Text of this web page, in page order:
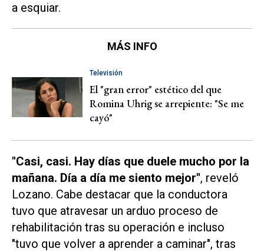
a esquiar.
MÁS INFO
Televisión
El "gran error" estético del que
Romina Uhrig se arrepiente: "Se me
cayó"
"Casi, casi. Hay días que duele mucho por la
mañana. Día a día me siento mejor", reveló
Lozano. Cabe destacar que la conductora
tuvo que atravesar un arduo proceso de
rehabilitación tras su operación e incluso
"tuvo que volver a aprender a caminar", tras